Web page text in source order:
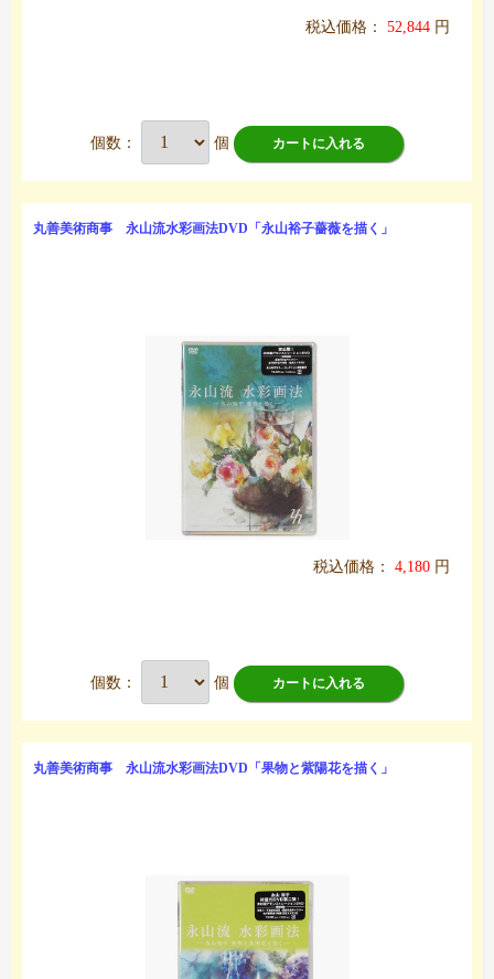
税込価格： 52,844 円
個数： 個 カートに入れる
丸善美術商事 永山流水彩画法DVD「永山裕子薔薇を描く」
税込価格： 4,180 円
個数： 個 カートに入れる
丸善美術商事 永山流水彩画法DVD「果物と紫陽花を描く」